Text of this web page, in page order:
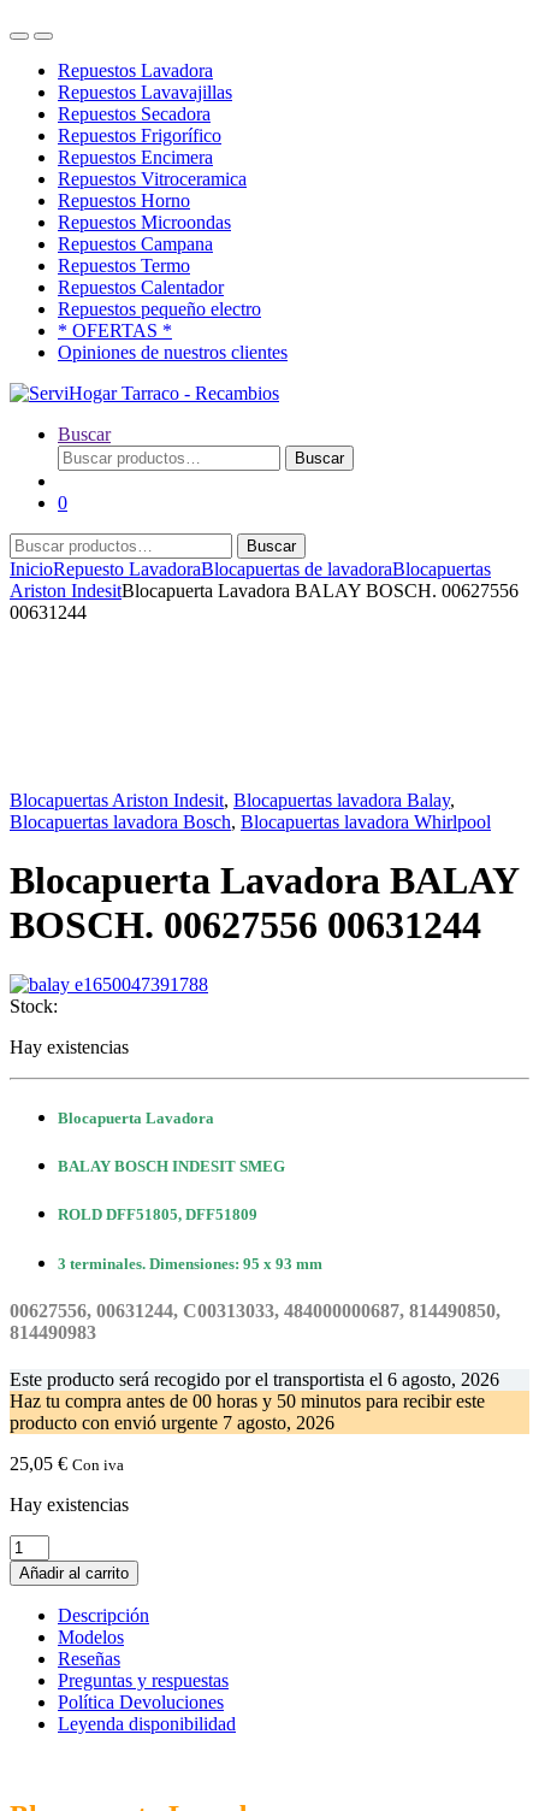
OpenClose
Repuestos Lavadora
Repuestos Lavavajillas
Repuestos Secadora
Repuestos Frigorífico
Repuestos Encimera
Repuestos Vitroceramica
Repuestos Horno
Repuestos Microondas
Repuestos Campana
Repuestos Termo
Repuestos Calentador
Repuestos pequeño electro
* OFERTAS *
Opiniones de nuestros clientes
Buscar
Buscar
por:
Buscar
0
Buscar
por:
Buscar
InicioRepuesto LavadoraBlocapuertas de lavadoraBlocapuertas
Ariston IndesitBlocapuerta Lavadora BALAY BOSCH. 00627556
00631244
Blocapuertas Ariston Indesit, Blocapuertas lavadora Balay,
Blocapuertas lavadora Bosch, Blocapuertas lavadora Whirlpool
Blocapuerta Lavadora BALAY
BOSCH. 00627556 00631244
Stock:
Hay existencias
Blocapuerta Lavadora
BALAY BOSCH INDESIT SMEG
ROLD DFF51805, DFF51809
3 terminales. Dimensiones: 95 x 93 mm
00627556, 00631244, C00313033, 484000000687, 814490850,
814490983
Este producto será recogido por el transportista el 6 agosto, 2026
Haz tu compra antes de 00 horas y 50 minutos para recibir este
producto con envió urgente 7 agosto, 2026
25,05 € Con iva
Hay existencias
Blocapuerta
Lavadora
BALAY
BOSCH.
00627556
00631244
cantidad
Añadir al carrito
Descripción
Modelos
Reseñas
Preguntas y respuestas
Política Devoluciones
Leyenda disponibilidad